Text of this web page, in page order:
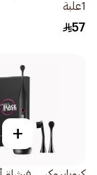
1علبة
57
+